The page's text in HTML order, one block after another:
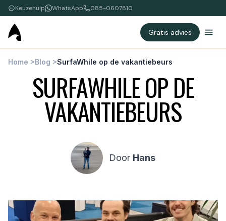
Keuzehulp WhatsApp 085-0607810
Gratis advies
Home >Blog >SurfaWhile op de vakantiebeurs
SURFAWHILE OP DE
VAKANTIEBEURS
Door Hans